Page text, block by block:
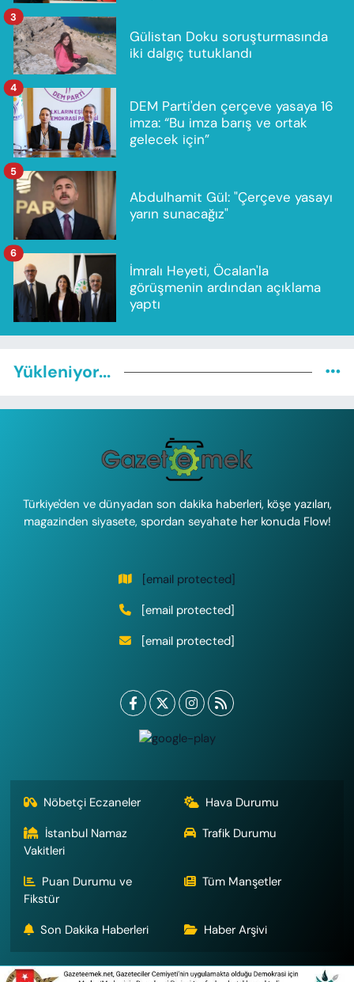
Gülistan Doku soruşturmasında
iki dalgıç tutuklandı
3
DEM Parti'den çerçeve yasaya 16
imza: “Bu imza barış ve ortak
gelecek için”
4
Abdulhamit Gül: "Çerçeve yasayı
yarın sunacağız"
5
İmralı Heyeti, Öcalan'la
görüşmenin ardından açıklama
yaptı
6
Yükleniyor...
Türkiye'den ve dünyadan son dakika haberleri, köşe yazıları,
magazinden siyasete, spordan seyahate her konuda Flow!
[email protected]
[email protected]
[email protected]
Nöbetçi Eczaneler
Hava Durumu
İstanbul Namaz
Vakitleri
Trafik Durumu
Puan Durumu ve
Fikstür
Tüm Manşetler
Son Dakika Haberleri Haber Arşivi